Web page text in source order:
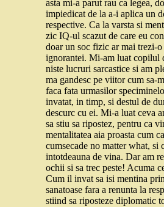
asta mi-a parut rau ca legea,
impiedicat de la a-i aplica un
respective. Ca la varsta si
zic IQ-ul scazut de care eu
doar un soc fizic ar mai trezi-
ignorantei. Mi-am luat copilul
niste lucruri sarcastice si am
ma gandesc pe viitor cum sa-
faca fata urmasilor
invatat, in timp, si destul de
descurc cu ei. Mi-a luat ceva
sa stiu sa ripostez, pentru ca
mentalitatea aia proasta cum
cumsecade no matter what, si
intotdeauna de vina. Dar am
ochii si sa trec peste! Acuma
Cum il invat sa isi mentina
sanatoase fara a renunta la
stiind sa riposteze diplomatic